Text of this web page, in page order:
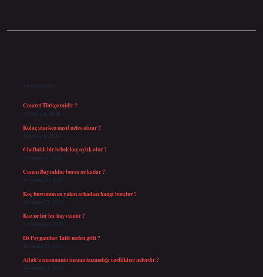
Son Yazılar
Cesaret Türkçe midir ?
Ağustos 6, 2026
Kulaç atarken nasıl nefes alınır ?
Ağustos 6, 2026
6 haftalık bir bebek kaç aylık olur ?
Temmuz 30, 2026
Canan Bayraktar bursu ne kadar ?
Temmuz 29, 2026
Koç burcunun en yakın arkadaşı hangi burçtur ?
Temmuz 27, 2026
Kaz ne tür bir hayvandır ?
Temmuz 24, 2026
Hz Peygamber Taife neden gitti ?
Temmuz 23, 2026
Allah’a inanmanin insana kazandığı özellikleri nelerdir ?
Temmuz 21, 2026